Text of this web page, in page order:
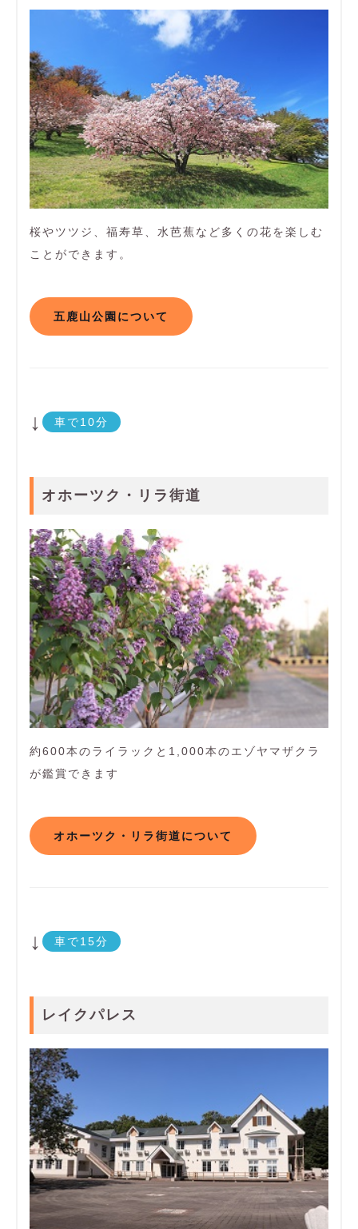
桜やツツジ、福寿草、水芭蕉など多くの花を楽しむ
ことができます。
五鹿山公園について
↓ 車で10分
オホーツク・リラ街道
約600本のライラックと1,000本のエゾヤマザクラ
が鑑賞できます
オホーツク・リラ街道について
↓ 車で15分
レイクパレス